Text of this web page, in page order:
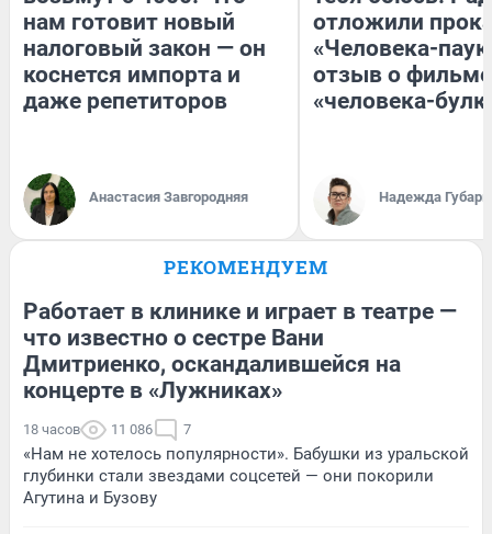
нам готовит новый
налоговый закон — он
коснется импорта и
даже репетиторов
Анастасия Завгородняя
отложили
«Человека-
отзыв о
«человека-
Надежда Губарь
РЕКОМЕНДУЕМ
Работает в клинике и играет в театре —
что известно о сестре Вани
Дмитриенко, оскандалившейся на
концерте в «Лужниках»
18 часов 11 086 7
«Нам не хотелось популярности». Бабушки из уральской
глубинки стали звездами соцсетей — они покорили
Агутина и Бузову